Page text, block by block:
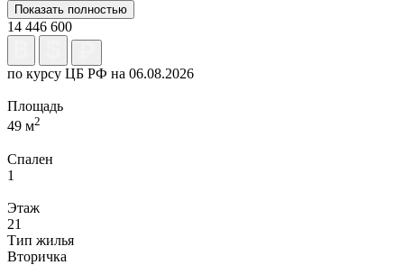
Показать полностью
14 446 600
по курсу ЦБ РФ на 06.08.2026
Площадь
49 м2
Спален
1
Этаж
21
Тип жилья
Вторичка